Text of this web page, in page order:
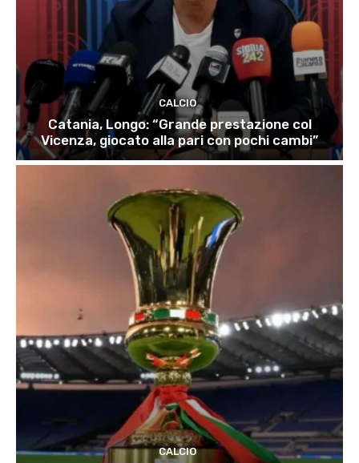
CALCIO
Catania, Longo: “Grande prestazione col
Vicenza, giocato alla pari con pochi cambi”
CALCIO